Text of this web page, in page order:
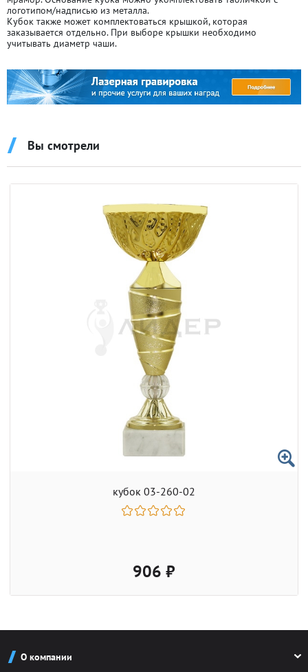
логотипом/надписью из металла.
Кубок также может комплектоваться крышкой, которая
заказывается отдельно. При выборе крышки необходимо
учитывать диаметр чаши.
Вы смотрели
кубок 03-260-02
906 ₽
О компании